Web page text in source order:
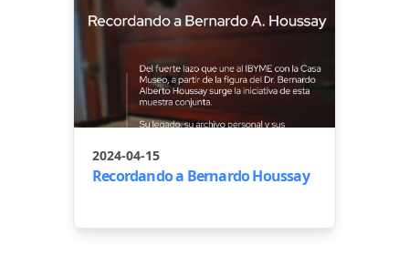
2024-04-15
Recordando a Bernardo Houssay